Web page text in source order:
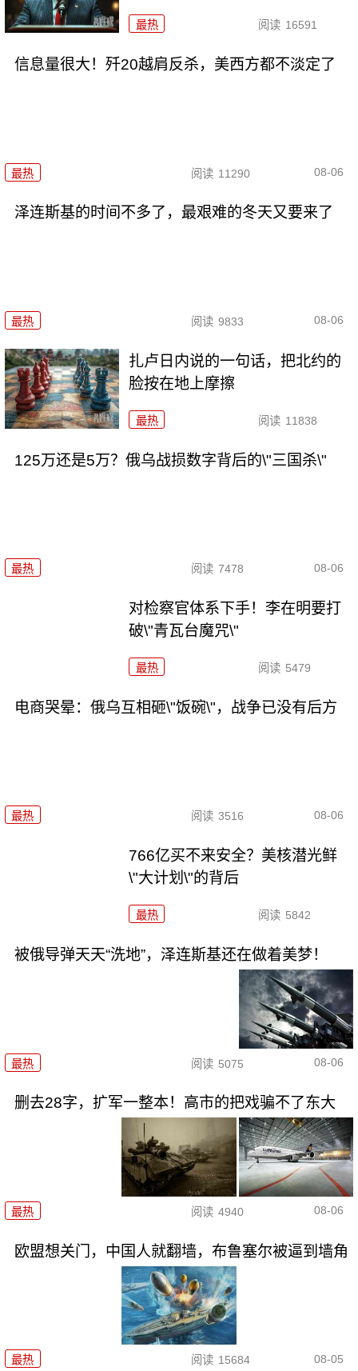
最热 阅读 16591
信息量很大！歼20越肩反杀，美西方都不淡定了
最热 阅读 11290 08-06
泽连斯基的时间不多了，最艰难的冬天又要来了
最热 阅读 9833 08-06
扎卢日内说的一句话，把北约的
脸按在地上摩擦
最热 阅读 11838
125万还是5万？俄乌战损数字背后的\"三国杀\"
最热 阅读 7478 08-06
对检察官体系下手！李在明要打
破\"青瓦台魔咒\"
最热 阅读 5479
电商哭晕：俄乌互相砸\"饭碗\"，战争已没有后方
最热 阅读 3516 08-06
766亿买不来安全？美核潜光鲜
\"大计划\"的背后
最热 阅读 5842
被俄导弹天天“洗地”，泽连斯基还在做着美梦！
最热 阅读 5075 08-06
删去28字，扩军一整本！高市的把戏骗不了东大
最热 阅读 4940 08-06
欧盟想关门，中国人就翻墙，布鲁塞尔被逼到墙角
最热 阅读 15684 08-05